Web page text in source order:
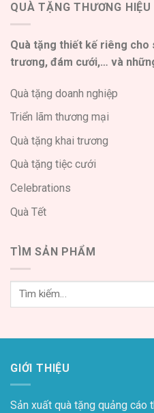
QUÀ TẶNG THƯƠNG HIỆU
Quà tặng thiết kế riêng cho
trương, đám cưới,… và
Quà tặng doanh nghiệp
Triển lãm thương mại
Quà tặng khai trương
Quà tặng tiệc cưới
Celebrations
Quà Tết
TÌM SẢN PHẨM
GIỚI THIỆU
Sản xuất quà tặng quảng cáo